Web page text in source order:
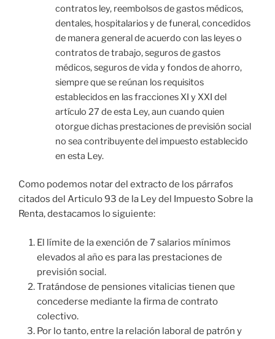
contratos ley, reembolsos de gastos médicos,
dentales, hospitalarios y de funeral, concedidos
de manera general de acuerdo con las leyes o
contratos de trabajo, seguros de gastos
médicos, seguros de vida y fondos de ahorro,
siempre que se reúnan los requisitos
establecidos en las fracciones XI y XXI del
artículo 27 de esta Ley, aun cuando quien
otorgue dichas prestaciones de previsión social
no sea contribuyente del impuesto establecido
en esta Ley.
Como podemos notar del extracto de los párrafos
citados del Articulo 93 de la Ley del Impuesto Sobre la
Renta, destacamos lo siguiente:
El límite de la exención de 7 salarios mínimos
elevados al año es para las prestaciones de
previsión social.
Tratándose de pensiones vitalicias tienen que
concederse mediante la firma de contrato
colectivo.
Por lo tanto, entre la relación laboral de patrón y